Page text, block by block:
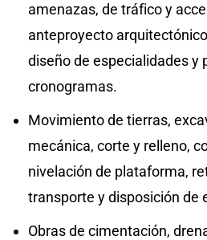
amenazas, de tráfico y
anteproyecto
diseño de especialidades y
cronogramas.
Movimiento de tierras,
mecánica, corte y relleno,
nivelación de plataforma,
transporte y disposición de
Obras de cimentación,